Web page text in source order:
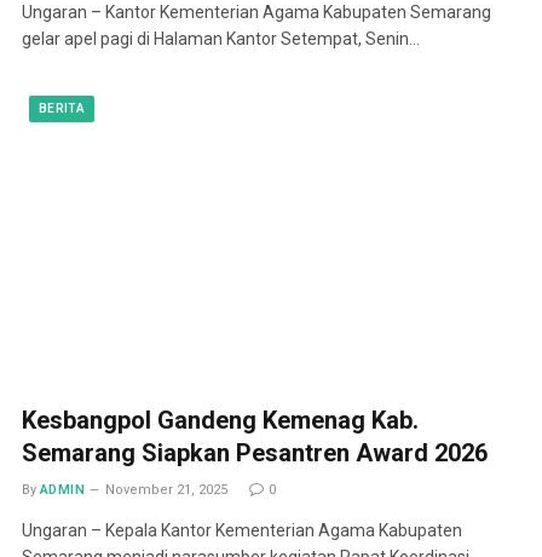
Ungaran – Kantor Kementerian Agama Kabupaten Semarang
gelar apel pagi di Halaman Kantor Setempat, Senin…
BERITA
Kesbangpol Gandeng Kemenag Kab.
Semarang Siapkan Pesantren Award 2026
By ADMIN November 21, 2025 0
Ungaran – Kepala Kantor Kementerian Agama Kabupaten